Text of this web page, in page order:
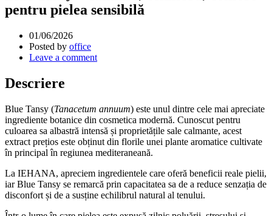
pentru pielea sensibilă
01/06/2026
Posted by office
Leave a comment
Descriere
Blue Tansy (Tanacetum annuum) este unul dintre cele mai apreciate
ingrediente botanice din cosmetica modernă. Cunoscut pentru
culoarea sa albastră intensă și proprietățile sale calmante, acest
extract prețios este obținut din florile unei plante aromatice cultivate
în principal în regiunea mediteraneană.
La IEHANA, apreciem ingredientele care oferă beneficii reale pielii,
iar Blue Tansy se remarcă prin capacitatea sa de a reduce senzația de
disconfort și de a susține echilibrul natural al tenului.